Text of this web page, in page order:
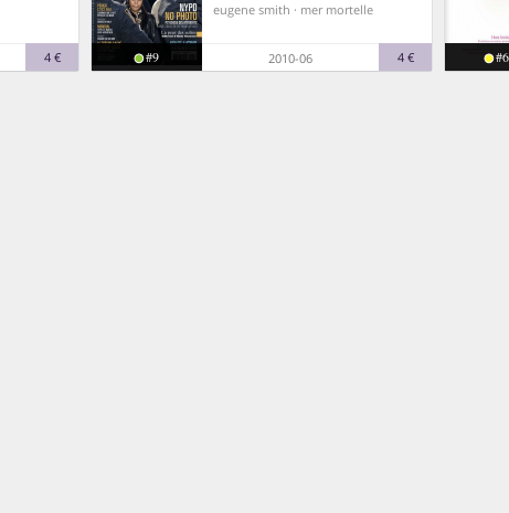
4 €
eugene smith · mer mortelle
#9 2010-06 4 €